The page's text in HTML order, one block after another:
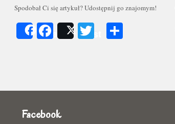
Spodobał Ci się artykuł? Udostępnij go znajomym!
ShareFacebook
Post Twitter
Facebook